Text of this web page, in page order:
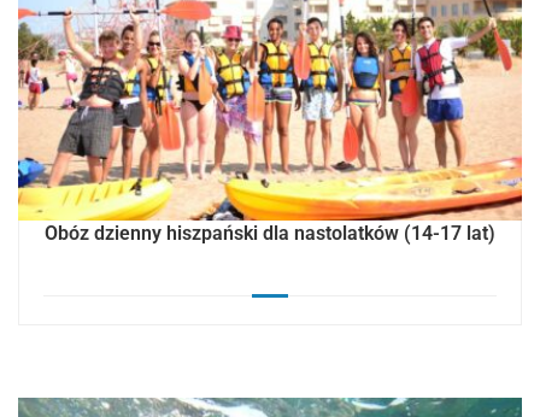
Obóz dzienny hiszpański dla nastolatków (14-17 lat)